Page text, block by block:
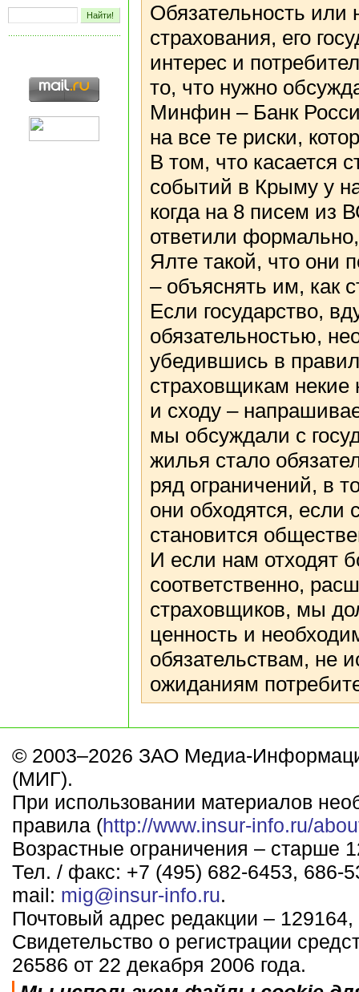
Обязательность или
страхования, его
интерес и
то, что нужно
Минфин – Банк
на все те риски,
В том, что касается
событий в Крыму у
когда на 8 писем из
ответили
Ялте такой, что они
– объяснять им, как
Если государство,
обязательностью,
убедившись в
страховщикам
и сходу –
мы обсуждали с
жилья стало
ряд ограничений, в
они обходятся, если
становится
И если нам отходят
соответственно,
страховщиков, мы
ценность и
обязательствам, не
ожиданиям
© 2003–2026 ЗАО Медиа-
(МИГ).
При использовании материалов
правила (http://www.insur-info.ru/
Возрастные ограничения – старше
Тел. / факс: +7 (495) 682-6453, 686-
mail: mig@insur-info.ru.
Почтовый адрес редакции –
Свидетельство о регистрации
26586 от 22 декабря 2006 года.